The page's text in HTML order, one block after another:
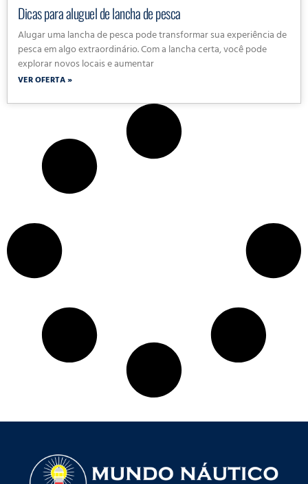
Dicas para aluguel de lancha de pesca
Alugar uma lancha de pesca pode transformar sua experiência de
pesca em algo extraordinário. Com a lancha certa, você pode
explorar novos locais e aumentar
VER OFERTA »